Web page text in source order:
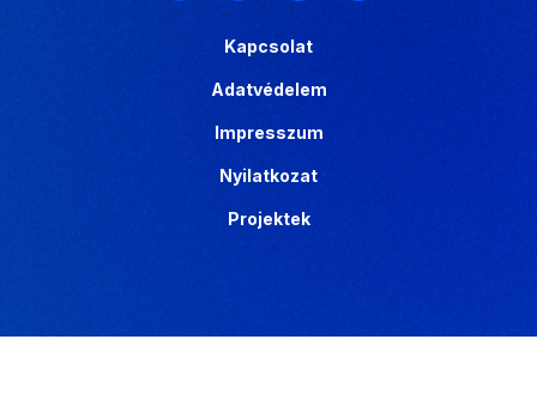
Kapcsolat
Adatvédelem
Impresszum
Nyilatkozat
Projektek